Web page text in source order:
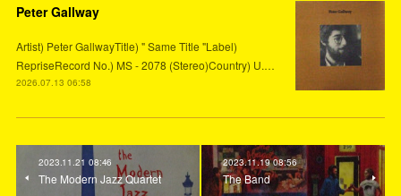
Peter Gallway
Artist) Peter GallwayTitle) " Same Title "Label)
RepriseRecord No.) MS - 2078 (Stereo)Country) U.…
2026.07.13 06:58
2023.11.21 08:46
The Modern Jazz Quartet
2023.11.19 08:56
The Band